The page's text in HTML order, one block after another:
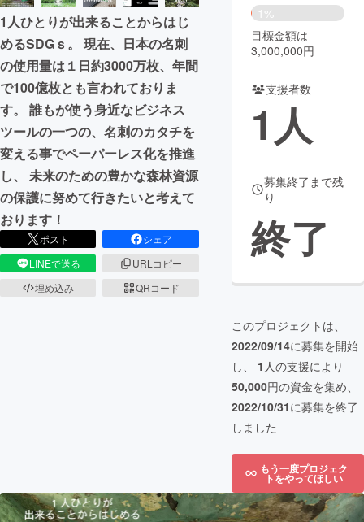
まちづくり・地域活性化
CAMPFIRE for Social Good CAMPFIRE Creation
CAMPFIREふるさと納税
コミュニティ
1人ひとりが出来ることからはじ
めるSDGｓ。 現在、日本の名刺
の使用量は１日約3000万枚、年間
で100億枚とも言われておりま
す。 誰もが使う身近なビジネス
ツールの一つの、名刺のカタチを
変える事でペーパーレス化を推進
し、 未来のための豊かな森林資源
の保護に努めて行きたいと考えて
おります！
ポスト
シェア
LINEで送る
URLコピー
埋め込み
QRコード
1%
目標金額は
3,000,000円
支援者数
1人
募集終了まで残
り
終了
このプロジェクトは、
2022/09/14に募集を開始
し、 1 人の支援により
50,000円の資金を集め、
2022/10/31に募集を終了
しました
もう一度プロジェク
トをやってほしい